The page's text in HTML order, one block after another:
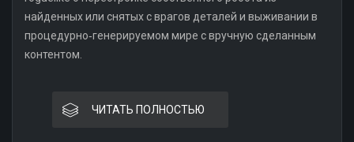
найденных или снятых с врагов деталей и выживании в
процедурно‑генерируемом мире с вручную сделанным
контентом.
ЧИТАТЬ ПОЛНОСТЬЮ